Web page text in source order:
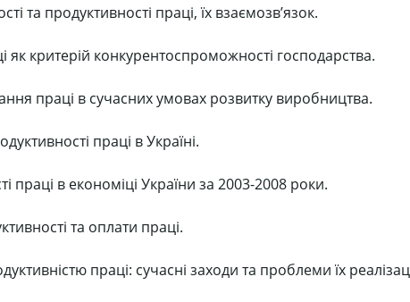
та продуктивності праці, їх взаємозв’язок.
як критерій конкурентоспроможності господарства.
праці в сучасних умовах розвитку виробництва.
праці в Україні.
праці в економіці України за 2003-2008 роки.
та оплати праці.
праці: сучасні заходи та проблеми їх